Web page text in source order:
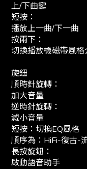
上/下曲鍵
短按：
播放上一曲/下一曲
按兩下：
切換播放機磁帶風格
旋鈕
順時針旋轉：
加大音量
逆時針旋轉：
減小音量
短按：切換EQ風格
順序為：HiFi-復古-
長按旋鈕：
啟動語音助手